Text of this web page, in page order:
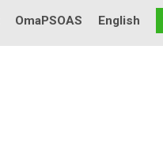
OmaPSOAS English